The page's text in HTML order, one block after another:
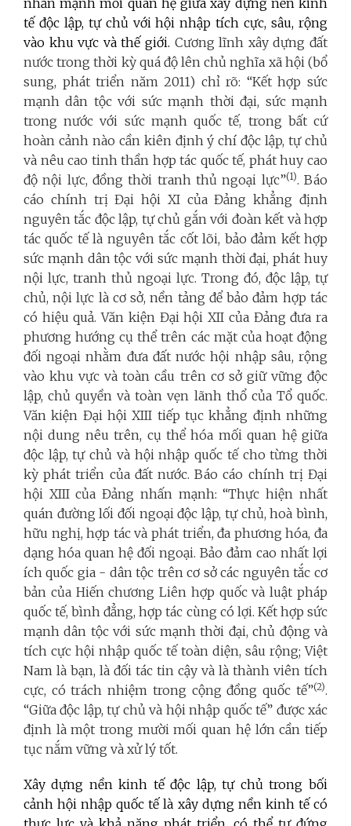
nhấn mạnh mối quan hệ giữa xây dựng nền kinh
tế độc lập, tự chủ với hội nhập tích cực, sâu, rộng
vào khu vực và thế giới. Cương lĩnh xây dựng đất
nước trong thời kỳ quá độ lên chủ nghĩa xã hội (bổ
sung, phát triển năm 2011) chỉ rõ: “Kết hợp sức
mạnh dân tộc với sức mạnh thời đại, sức mạnh
trong nước với sức mạnh quốc tế, trong bất cứ
hoàn cảnh nào cần kiên định ý chí độc lập, tự chủ
và nêu cao tinh thần hợp tác quốc tế, phát huy cao
độ nội lực, đồng thời tranh thủ ngoại lực”(1). Báo
cáo chính trị Đại hội XI của Đảng khẳng định
nguyên tắc độc lập, tự chủ gắn với đoàn kết và hợp
tác quốc tế là nguyên tắc cốt lõi, bảo đảm kết hợp
sức mạnh dân tộc với sức mạnh thời đại, phát huy
nội lực, tranh thủ ngoại lực. Trong đó, độc lập, tự
chủ, nội lực là cơ sở, nền tảng để bảo đảm hợp tác
có hiệu quả. Văn kiện Đại hội XII của Đảng đưa ra
phương hướng cụ thể trên các mặt của hoạt động
đối ngoại nhằm đưa đất nước hội nhập sâu, rộng
vào khu vực và toàn cầu trên cơ sở giữ vững độc
lập, chủ quyền và toàn vẹn lãnh thổ của Tổ quốc.
Văn kiện Đại hội XIII tiếp tục khẳng định những
nội dung nêu trên, cụ thể hóa mối quan hệ giữa
độc lập, tự chủ và hội nhập quốc tế cho từng thời
kỳ phát triển của đất nước. Báo cáo chính trị Đại
hội XIII của Đảng nhấn mạnh: “Thực hiện nhất
quán đường lối đối ngoại độc lập, tự chủ, hoà bình,
hữu nghị, hợp tác và phát triển, đa phương hóa, đa
dạng hóa quan hệ đối ngoại. Bảo đảm cao nhất lợi
ích quốc gia - dân tộc trên cơ sở các nguyên tắc cơ
bản của Hiến chương Liên hợp quốc và luật pháp
quốc tế, bình đẳng, hợp tác cùng có lợi. Kết hợp sức
mạnh dân tộc với sức mạnh thời đại, chủ động và
tích cực hội nhập quốc tế toàn diện, sâu rộng; Việt
Nam là bạn, là đối tác tin cậy và là thành viên tích
cực, có trách nhiệm trong cộng đồng quốc tế”(2).
“Giữa độc lập, tự chủ và hội nhập quốc tế” được xác
định là một trong mười mối quan hệ lớn cần tiếp
tục nắm vững và xử lý tốt.
Xây dựng nền kinh tế độc lập, tự chủ trong bối
cảnh hội nhập quốc tế là xây dựng nền kinh tế có